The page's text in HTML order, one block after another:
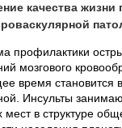
качества жизни
профилактики
мозгового
время становится
Инсульты
мест в структуре